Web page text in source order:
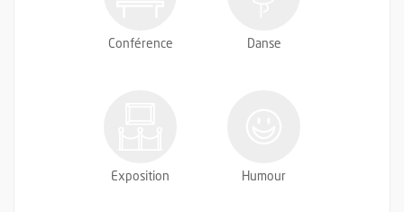
Conférence Danse
Exposition Humour